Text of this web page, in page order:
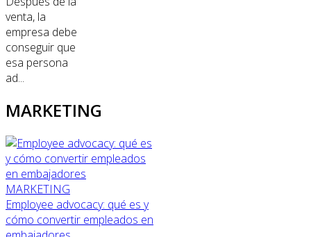
venta, la
empresa debe
conseguir que
esa persona
ad...
MARKETING
MARKETING
Employee advocacy: qué es y
cómo convertir empleados en